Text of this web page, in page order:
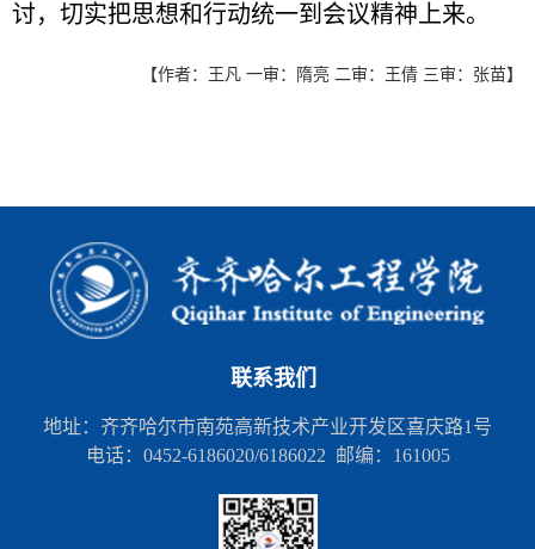
讨，切实把思想和行动统一到会议精神上来。
【作者：王凡 一审：隋亮 二审：王倩 三审：张苗】
联系我们
地址：齐齐哈尔市南苑高新技术产业开发区喜庆路1号
电话：0452-6186020/6186022 邮编：161005